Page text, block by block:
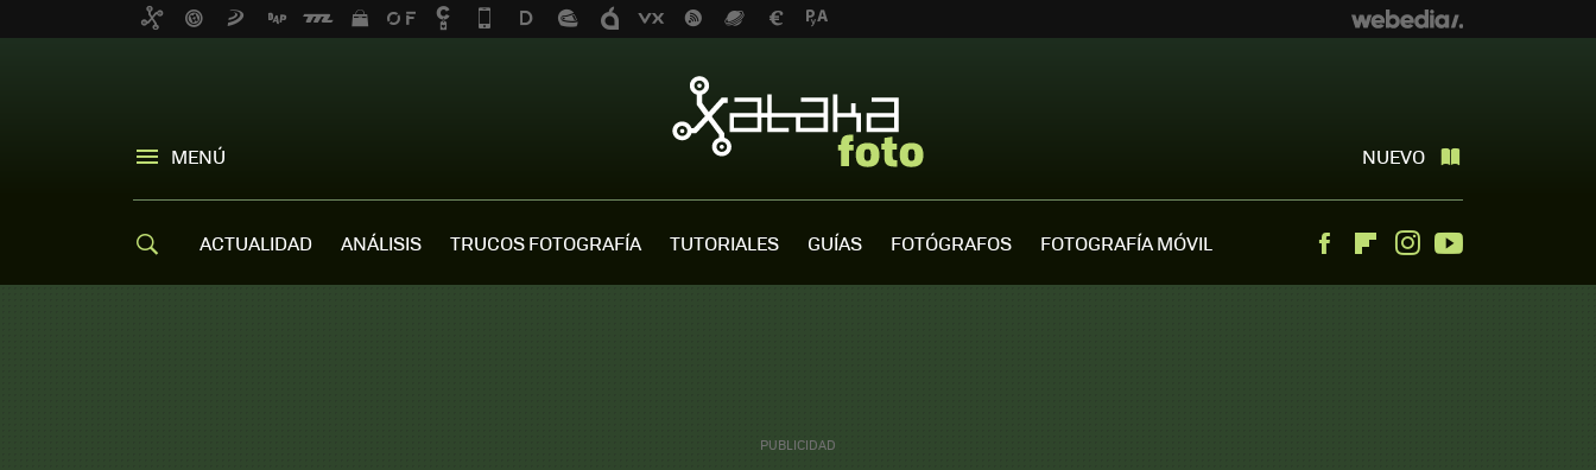
MENÚ NUEVO
ACTUALIDAD ANÁLISIS TRUCOS FOTOGRAFÍA TUTORIALES GUÍAS FOTÓGRAFOS FOTOGRAFÍA MÓVIL FacebookFlipboardInstagram